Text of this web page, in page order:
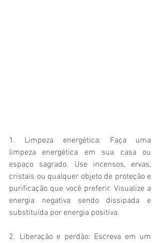
1. Limpeza energética: Faça uma
limpeza energética em sua casa ou
espaço sagrado. Use incensos, ervas,
cristais ou qualquer objeto de proteção e
purificação que você preferir. Visualize a
energia negativa sendo dissipada e
substituída por energia positiva.
2. Liberação e perdão: Escreva em um